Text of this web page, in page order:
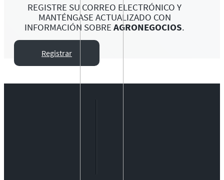
REGISTRE SU CORREO ELECTRÓNICO Y
MANTÉNGASE ACTUALIZADO CON
INFORMACIÓN SOBRE AGRONEGOCIOS.
Registrar